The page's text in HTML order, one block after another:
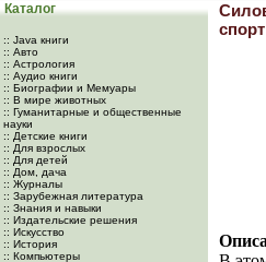
Каталог
:: Java книги
:: Авто
:: Астрология
:: Аудио книги
:: Биографии и Мемуары
:: В мире животных
:: Гуманитарные и общественные
науки
:: Детские книги
:: Для взрослых
:: Для детей
:: Дом, дача
:: Журналы
:: Зарубежная литература
:: Знания и навыки
:: Издательские решения
:: Искусство
:: История
:: Компьютеры
спорт